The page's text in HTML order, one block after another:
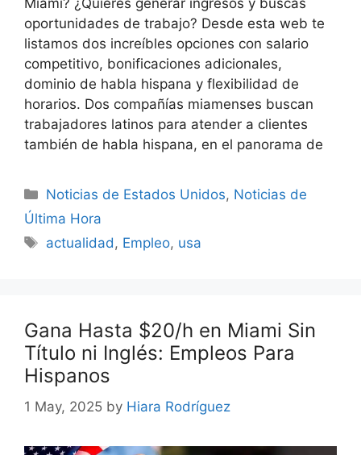
Miami? ¿Quieres generar ingresos y buscas
oportunidades de trabajo? Desde esta web te
listamos dos increíbles opciones con salario
competitivo, bonificaciones adicionales,
dominio de habla hispana y flexibilidad de
horarios. Dos compañías miamenses buscan
trabajadores latinos para atender a clientes
también de habla hispana, en el panorama de
Categories
Noticias de Estados Unidos, Noticias de
Última Hora
Tags
actualidad, Empleo, usa
Gana Hasta $20/h en Miami Sin
Título ni Inglés: Empleos Para
Hispanos
1 May, 2025 by Hiara Rodríguez